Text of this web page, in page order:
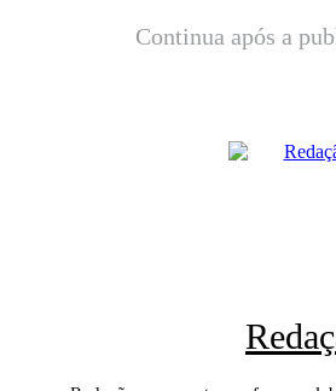
Continua após a